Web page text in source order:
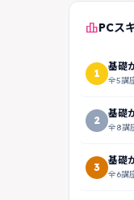
leaderboardPCス
1
基礎
全5講
2
基礎
全8講
3
基礎
全6講